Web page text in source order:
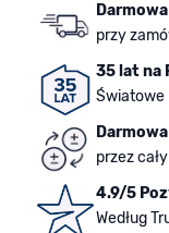
przy
35 lat na
Światowe
przez
4.9/5
Według